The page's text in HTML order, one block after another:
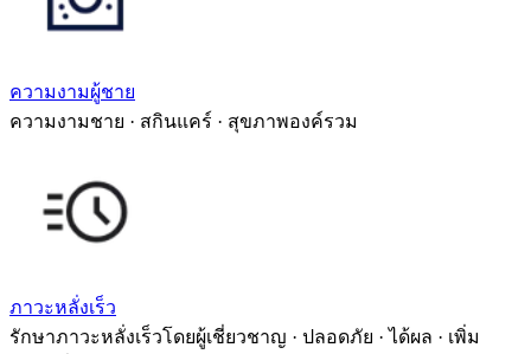
ความงามผู้ชาย
ความงามชาย · สกินแคร์ · สุขภาพองค์รวม
ภาวะหลั่งเร็ว
รักษาภาวะหลั่งเร็วโดยผู้เชี่ยวชาญ · ปลอดภัย · ได้ผล · เพิ่ม